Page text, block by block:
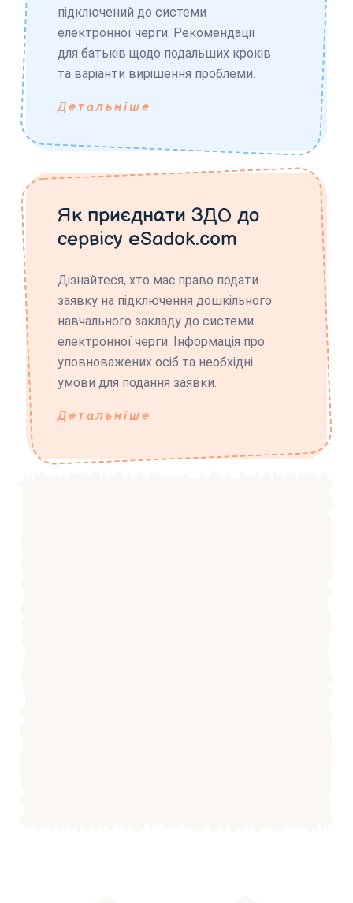
підключений до системи
електронної черги. Рекомендації
для батьків щодо подальших кроків
та варіанти вирішення проблеми.
Детальніше
Як приєднати ЗДО до
сервісу eSadok.com
Дізнайтеся, хто має право подати
заявку на підключення дошкільного
навчального закладу до системи
електронної черги. Інформація про
уповноважених осіб та необхідні
умови для подання заявки.
Детальніше